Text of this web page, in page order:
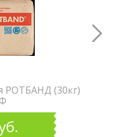
РОТБАНД (30кг)